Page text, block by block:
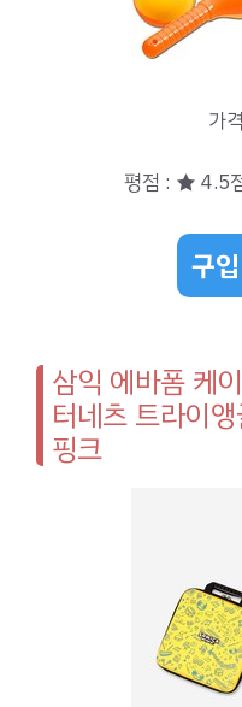
가
평점 : ★ 4.5
구
삼익 에바폼 케
터네츠 트라이
핑크